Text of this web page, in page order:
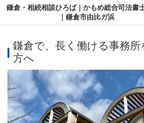
鎌倉・相続相談ひろば｜かもめ総合司法書
｜鎌倉市由比ガ浜
鎌倉で、長く働ける事務所
方へ